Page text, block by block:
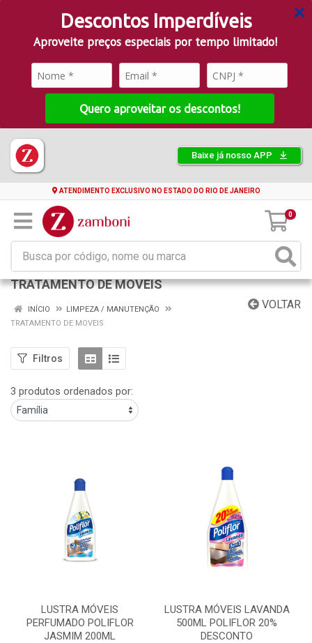
Descontos Imperdíveis
Aproveite preços especiais por tempo limitado!
Quero aproveitar os descontos!
Baixe já nosso APP
ATENDIMENTO EXCLUSIVO NO ESTADO DO RIO DE JANEIRO
0
TRATAMENTO DE MOVEIS
VOLTAR
INÍCIO
LIMPEZA / MANUTENÇÃO
TRATAMENTO DE MOVEIS
Filtros
3 produtos ordenados por:
LUSTRA MÓVEIS
PERFUMADO POLIFLOR
JASMIM 200ML
LUSTRA MÓVEIS LAVANDA
500ML POLIFLOR 20%
DESCONTO